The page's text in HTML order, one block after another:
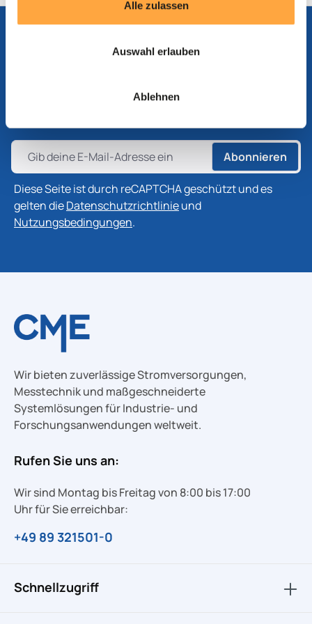
Alle zulassen
Auswahl erlauben
Ablehnen
Abonnieren Sie unseren Newsletter
Informationen zu Produkten, Technologien und
Abonnieren
Diese Seite ist durch reCAPTCHA geschützt und es
gelten dieDatenschutzrichtlinieund
Nutzungsbedingungen.
Wir bieten zuverlässige Stromversorgungen,
Messtechnik und maßgeschneiderte
Systemlösungen für Industrie- und
Forschungsanwendungen weltweit.
Rufen Sie uns an:
Wir sind Montag bis Freitag von 8:00 bis 17:00
Uhr für Sie erreichbar:
+49 89 321501-0
Schnellzugriff